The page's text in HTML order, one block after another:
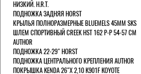
НИЗКИЙ. H.R.T.
ПОДНОЖКА ЗАДНЯЯ HORST
КРЫЛЬЯ ПОЛНОРАЗМЕРНЫЕ BLUEMELS 45MM SKS
ШЛЕМ СПОРТИВНЫЙ CREEK HST 162 Р-Р 54-57 СМ
AUTHOR
ПОДНОЖКА 22-29" HORST
ПОДНОЖКА ЦЕНТРАЛЬНОГО КРЕПЛЕНИЯ AUTHOR
ПОКРЫШКА KENDA 26"Х 2,10 K901F KOYOTE